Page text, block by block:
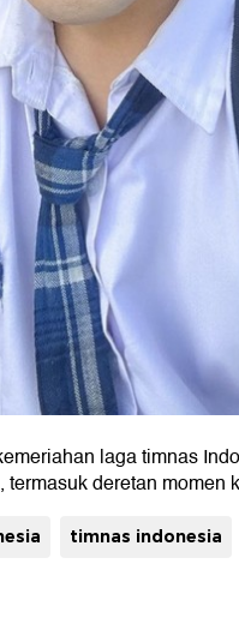
laga timnas
deretan momen
timnas indonesia